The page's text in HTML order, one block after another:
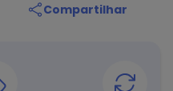
Compartilhar